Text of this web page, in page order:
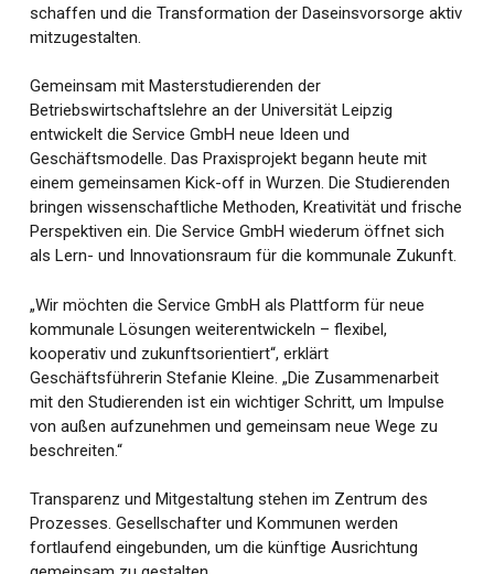
schaffen und die Transformation der Daseinsvorsorge aktiv
mitzugestalten.
Gemeinsam mit Masterstudierenden der
Betriebswirtschaftslehre an der Universität Leipzig
entwickelt die Service GmbH neue Ideen und
Geschäftsmodelle. Das Praxisprojekt begann heute mit
einem gemeinsamen Kick-off in Wurzen. Die Studierenden
bringen wissenschaftliche Methoden, Kreativität und frische
Perspektiven ein. Die Service GmbH wiederum öffnet sich
als Lern- und Innovationsraum für die kommunale Zukunft.
„Wir möchten die Service GmbH als Plattform für neue
kommunale Lösungen weiterentwickeln – flexibel,
kooperativ und zukunftsorientiert“, erklärt
Geschäftsführerin Stefanie Kleine. „Die Zusammenarbeit
mit den Studierenden ist ein wichtiger Schritt, um Impulse
von außen aufzunehmen und gemeinsam neue Wege zu
beschreiten.“
Transparenz und Mitgestaltung stehen im Zentrum des
Prozesses. Gesellschafter und Kommunen werden
fortlaufend eingebunden, um die künftige Ausrichtung